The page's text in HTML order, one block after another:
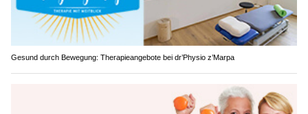
Gesund durch Bewegung: Therapieangebote bei dr’Physio z’Marpa